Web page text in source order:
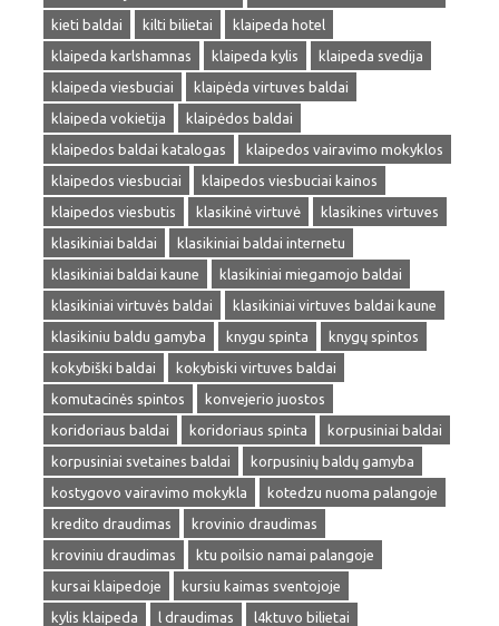
kieti baldai
kilti bilietai
klaipeda hotel
klaipeda karlshamnas
klaipeda kylis
klaipeda svedija
klaipeda viesbuciai
klaipėda virtuves baldai
klaipeda vokietija
klaipėdos baldai
klaipedos baldai katalogas
klaipedos vairavimo mokyklos
klaipedos viesbuciai
klaipedos viesbuciai kainos
klaipedos viesbutis
klasikinė virtuvė
klasikines virtuves
klasikiniai baldai
klasikiniai baldai internetu
klasikiniai baldai kaune
klasikiniai miegamojo baldai
klasikiniai virtuvės baldai
klasikiniai virtuves baldai kaune
klasikiniu baldu gamyba
knygu spinta
knygų spintos
kokybiški baldai
kokybiski virtuves baldai
komutacinės spintos
konvejerio juostos
koridoriaus baldai
koridoriaus spinta
korpusiniai baldai
korpusiniai svetaines baldai
korpusinių baldų gamyba
kostygovo vairavimo mokykla
kotedzu nuoma palangoje
kredito draudimas
krovinio draudimas
kroviniu draudimas
ktu poilsio namai palangoje
kursai klaipedoje
kursiu kaimas sventojoje
kylis klaipeda
l draudimas
l4ktuvo bilietai